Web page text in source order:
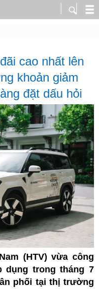
cao nhất lên
khoản giảm
đặt dấu hỏi
(HTV) vừa công
dụng trong tháng 7
phối tại thị trường